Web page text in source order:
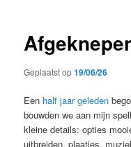
Geplaatst op19/06/26
Een half jaar geleden
bouwden we aan mijn
kleine details: opties
uitbreiden, plaatjes,